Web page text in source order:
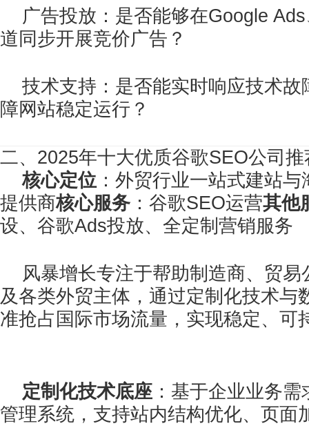
广告投放：是否能够在Google
道同步开展竞价广告？
技术支持：是否能实时响应技术故
障网站稳定运行？
二、2025年十大优质谷歌SEO公司
核心定位：外贸行业一站式建站与
提供商核心服务 ：谷歌SEO运营其他
设、谷歌Ads投放、全定制营销服务
风暴增长专注于帮助制造商、贸
及各类外贸主体，通过定制化技术与
准抢占国际市场流量，实现稳定、可
定制化技术底座 ：基于企业业务
管理系统，支持站内结构优化、页面